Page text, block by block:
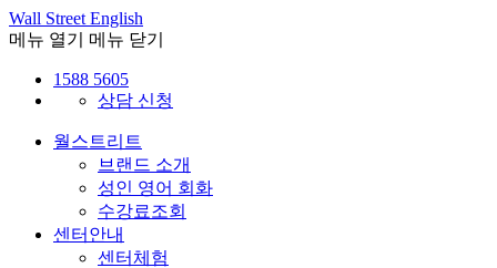
Wall Street English
메뉴 열기
메뉴 닫기
1588 5605
상담 신청
월스트리트
브랜드 소개
성인 영어 회화
수강료조회
센터안내
센터체험